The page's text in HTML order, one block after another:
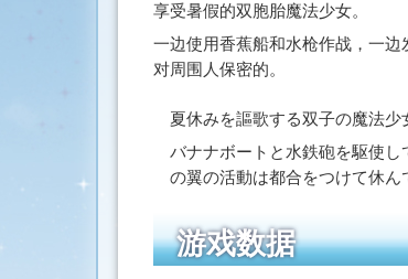
享受暑假的双胞胎魔法少女。
一边使用香蕉船和水枪作战，一
对周围人保密的。
夏休みを謳歌する双子の魔法少
バナナボートと水鉄砲を駆使
の翼の活動は都合をつけて休ん
游戏数据